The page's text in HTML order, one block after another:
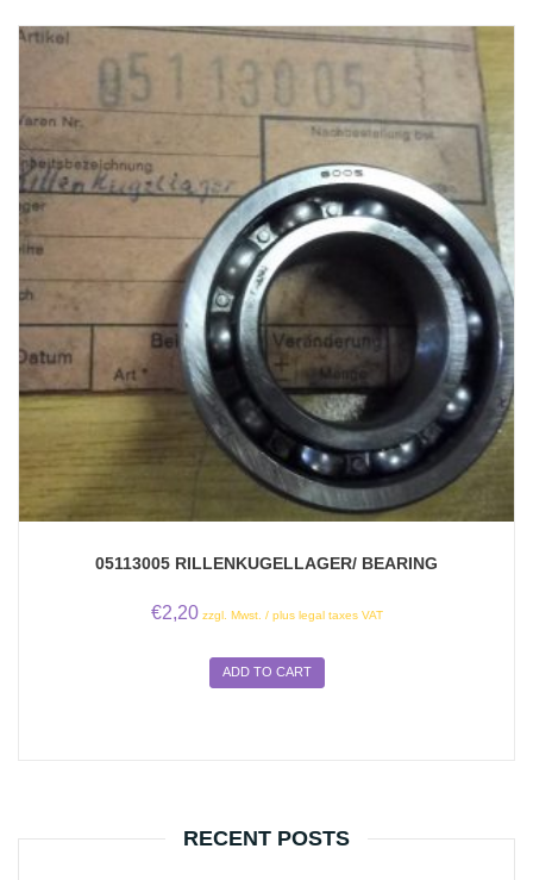
05113005 RILLENKUGELLAGER/ BEARING
€2,20 zzgl. Mwst. / plus legal taxes VAT
ADD TO CART
RECENT POSTS